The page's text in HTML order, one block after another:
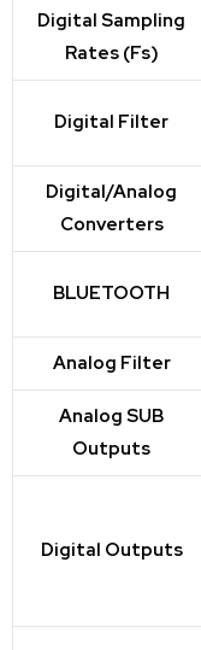
Digital Sampling
Rates (Fs)
Digital Filter
Digital/Analog
Converters
BLUETOOTH
Analog Filter
Analog SUB
Outputs
Digital Outputs